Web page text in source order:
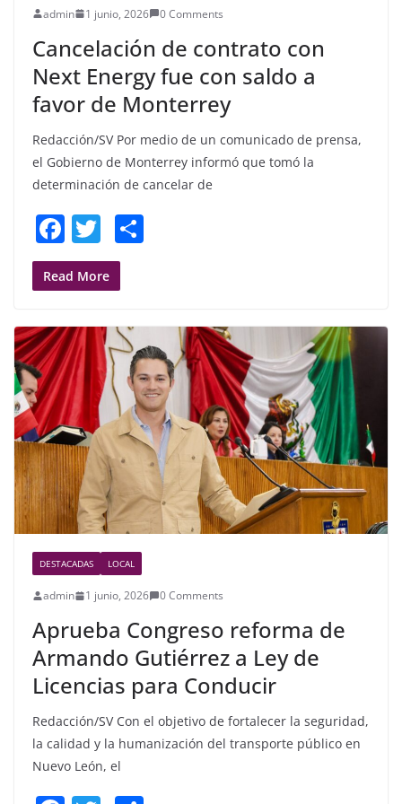
admin 1 junio, 2026 0 Comments
Cancelación de contrato con
Next Energy fue con saldo a
favor de Monterrey
Redacción/SV Por medio de un comunicado de prensa,
el Gobierno de Monterrey informó que tomó la
determinación de cancelar de
F
a
c
b
o
o
k
T
w
itt
Read More
DESTACADAS LOCAL
admin 1 junio, 2026 0 Comments
Aprueba Congreso reforma de
Armando Gutiérrez a Ley de
Licencias para Conducir
Redacción/SV Con el objetivo de fortalecer la seguridad,
la calidad y la humanización del transporte público en
Nuevo León, el